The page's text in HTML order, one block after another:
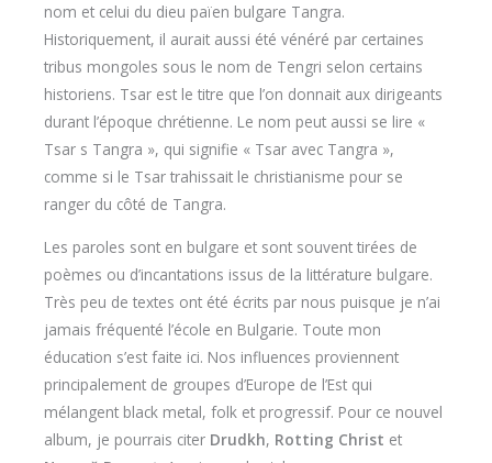
nom et celui du dieu païen bulgare Tangra.
Historiquement, il aurait aussi été vénéré par certaines
tribus mongoles sous le nom de Tengri selon certains
historiens. Tsar est le titre que l’on donnait aux dirigeants
durant l’époque chrétienne. Le nom peut aussi se lire «
Tsar s Tangra », qui signifie « Tsar avec Tangra »,
comme si le Tsar trahissait le christianisme pour se
ranger du côté de Tangra.
Les paroles sont en bulgare et sont souvent tirées de
poèmes ou d’incantations issus de la littérature bulgare.
Très peu de textes ont été écrits par nous puisque je n’ai
jamais fréquenté l’école en Bulgarie. Toute mon
éducation s’est faite ici. Nos influences proviennent
principalement de groupes d’Europe de l’Est qui
mélangent black metal, folk et progressif. Pour ce nouvel
album, je pourrais citer Drudkh, Rotting Christ et